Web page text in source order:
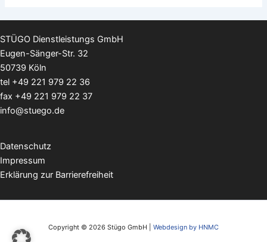
STÜGO Dienstleistungs GmbH
Eugen-Sänger-Str. 32
50739 Köln
tel +49 221 979 22 36
fax +49 221 979 22 37
info@stuego.de
Datenschutz
Impressum
Erklärung zur Barrierefreiheit
Copyright © 2026 Stügo GmbH | Webdesign by HNMC